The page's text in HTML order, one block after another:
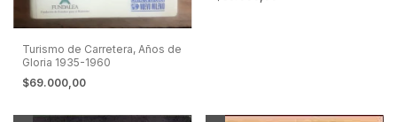
Turismo de Carretera, Años de
Gloria 1935-1960
$69.000,00